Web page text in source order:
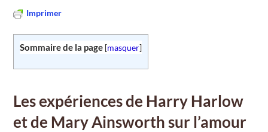
Imprimer
Sommaire de la page [masquer]
Les expériences de Harry Harlow
et de Mary Ainsworth sur l’amour